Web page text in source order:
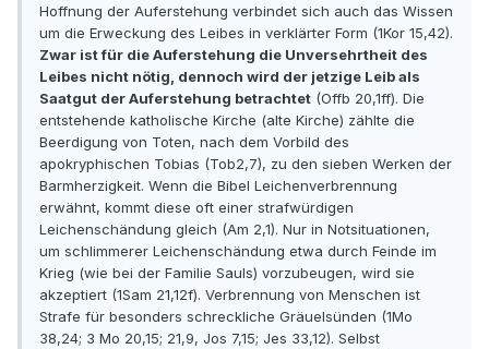
Hoffnung der Auferstehung verbindet sich auch das Wissen
um die Erweckung des Leibes in verklärter Form (1Kor 15,42).
Zwar ist für die Auferstehung die Unversehrtheit des
Leibes nicht nötig, dennoch wird der jetzige Leib als
Saatgut der Auferstehung betrachtet (Offb 20,1ff). Die
entstehende katholische Kirche (alte Kirche) zählte die
Beerdigung von Toten, nach dem Vorbild des
apokryphischen Tobias (Tob2,7), zu den sieben Werken der
Barmherzigkeit. Wenn die Bibel Leichenverbrennung
erwähnt, kommt diese oft einer strafwürdigen
Leichenschändung gleich (Am 2,1). Nur in Notsituationen,
um schlimmerer Leichenschändung etwa durch Feinde im
Krieg (wie bei der Familie Sauls) vorzubeugen, wird sie
akzeptiert (1Sam 21,12f). Verbrennung von Menschen ist
Strafe für besonders schreckliche Gräuelsünden (1Mo
38,24; 3 Mo 20,15; 21,9, Jos 7,15; Jes 33,12). Selbst